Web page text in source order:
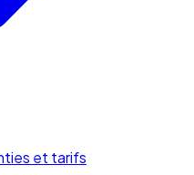
et tarifs